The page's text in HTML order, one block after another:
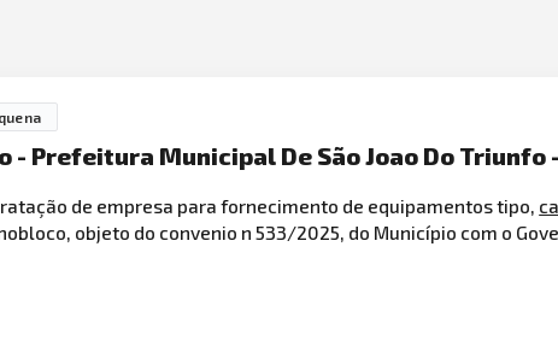
- Prefeitura Municipal De São Joao Do Triunfo -
de empresa para fornecimento de equipamentos tipo,
objeto do convenio n 533/2025, do Município com o